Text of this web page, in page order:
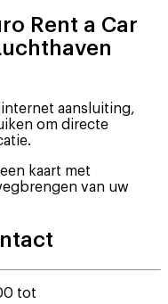
Rent a Car
aansluiting,
om directe
kaart met
van uw
tot